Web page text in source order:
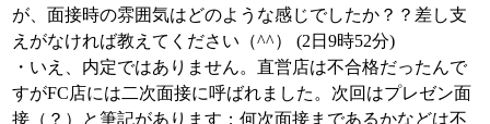
が、面接時の雰囲気はどのような感じでしたか？？差し支
えがなければ教えてください（^^） (2日9時52分)
・いえ、内定ではありません。直営店は不合格だったんで
すがFC店には二次面接に呼ばれました。次回はプレゼン面
接（？）と筆記があります；何次面接まであるかなどは不